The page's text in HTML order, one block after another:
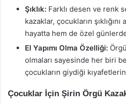
Şıklık: Farklı desen ve renk
kazaklar, çocukların
hayatta hem de özel
El Yapımı Olma Özelliği:
olmaları sayesinde her biri
çocukların giydiği
Çocuklar İçin Şirin Örgü